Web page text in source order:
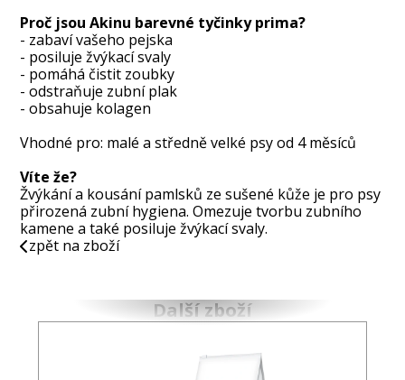
Proč jsou Akinu barevné tyčinky prima?
- zabaví vašeho pejska
- posiluje žvýkací svaly
- pomáhá čistit zoubky
- odstraňuje zubní plak
- obsahuje kolagen
Vhodné pro: malé a středně velké psy od 4 měsíců
Víte že?
Žvýkání a kousání pamlsků ze sušené kůže je pro psy
přirozená zubní hygiena. Omezuje tvorbu zubního
kamene a také posiluje žvýkací svaly.
zpět na zboží
Další zboží